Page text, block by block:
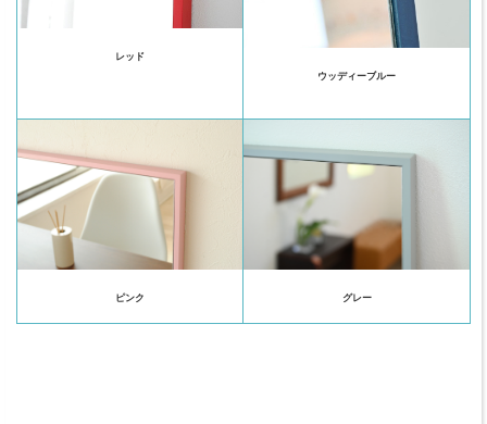
レッド
ウッディーブルー
ピンク グレー